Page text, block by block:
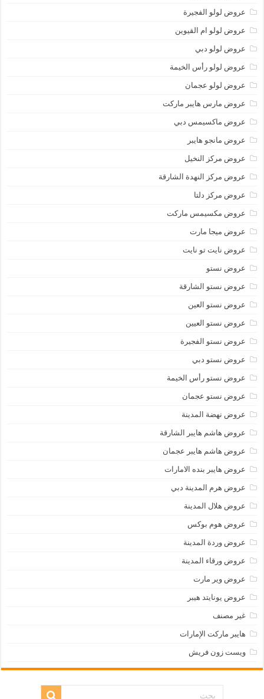
عروض لولو الفجيرة
عروض لولو ام القيوين
عروض لولو دبي
عروض لولو رأس الخيمة
عروض لولو عجمان
عروض مارس هايبر ماركت
عروض ماكسيمس دبي
عروض مانجو هايبر
عروض مركز النخيل
عروض مركز النهدة الشارقة
عروض مركز دلتا
عروض مكسيمس ماركت
عروض ميجا مارت
عروض نايت تو نايت
عروض نستو
عروض نستو الشارقة
عروض نستو العين
عروض نستو العيين
عروض نستو الفجيرة
عروض نستو دبي
عروض نستو رأس الخيمة
عروض نستو عجمان
عروض نهضة المدينة
عروض هاشم هايبر الشارقة
عروض هاشم هايبر عجمان
عروض هايبر بنده الامارات
عروض هرم المدينة دبي
عروض هلال المدينة
عروض هوم بوكس
عروض وردة المدينة
عروض ورقاء المدينة
عروض وير مارت
عروض يونايتد هيبر
غير مصنف
هايبر ماركت الإمارات
ويست زون فريش